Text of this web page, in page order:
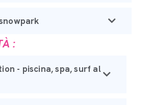
:
- piscina, spa, surf al